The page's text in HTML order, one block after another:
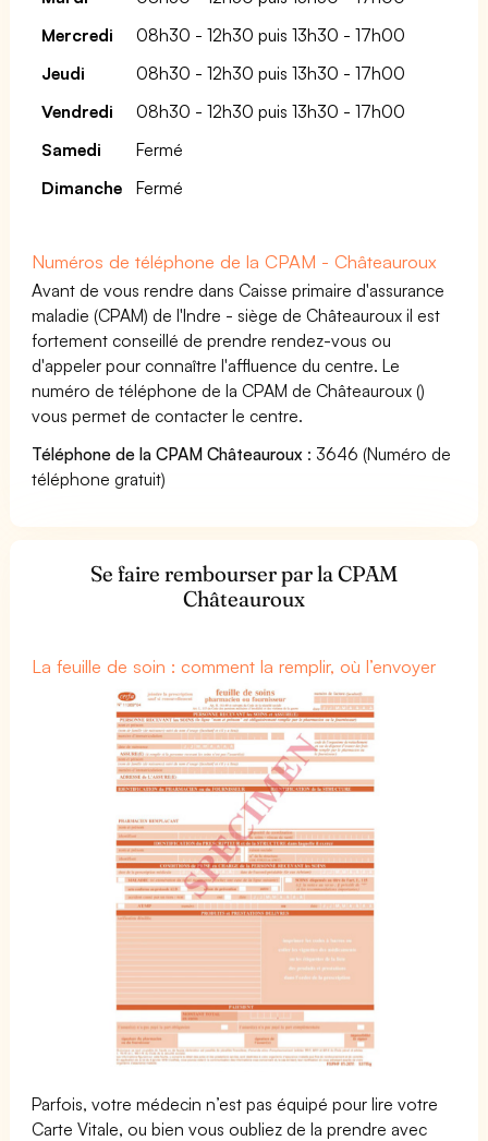
Mercredi
08h30 - 12h30 puis 13h30 - 17h00
Jeudi
08h30 - 12h30 puis 13h30 - 17h00
Vendredi
08h30 - 12h30 puis 13h30 - 17h00
Samedi
Fermé
Dimanche
Fermé
Numéros de téléphone de la CPAM - Châteauroux
Avant de vous rendre dans Caisse primaire d'assurance
maladie (CPAM) de l'Indre - siège de Châteauroux il est
fortement conseillé de prendre rendez-vous ou
d'appeler pour connaître l'affluence du centre. Le
numéro de téléphone de la CPAM de Châteauroux ()
vous permet de contacter le centre.
Téléphone de la CPAM Châteauroux : 3646 (Numéro de
téléphone gratuit)
Se faire rembourser par la CPAM
Châteauroux
La feuille de soin : comment la remplir, où l’envoyer
Parfois, votre médecin n’est pas équipé pour lire votre
Carte Vitale, ou bien vous oubliez de la prendre avec